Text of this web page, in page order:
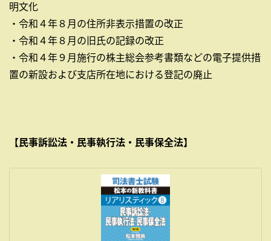
明文化
・令和４年８月の住所非表示措置の改正
・令和４年８月の旧氏の記録の改正
・令和４年９月施行の株主総会参考書類などの電子提供措
置の新設および支店所在地における登記の廃止
【民事訴訟法・民事執行法・民事保全法】